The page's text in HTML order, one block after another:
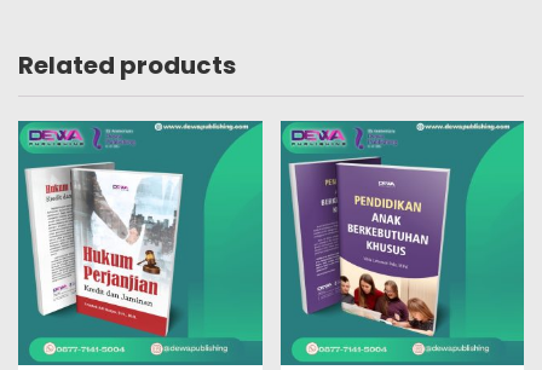
Related products